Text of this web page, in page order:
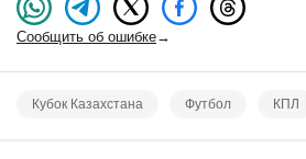
Сообщить об ошибке→
Кубок Казахстана Футбол КПЛ